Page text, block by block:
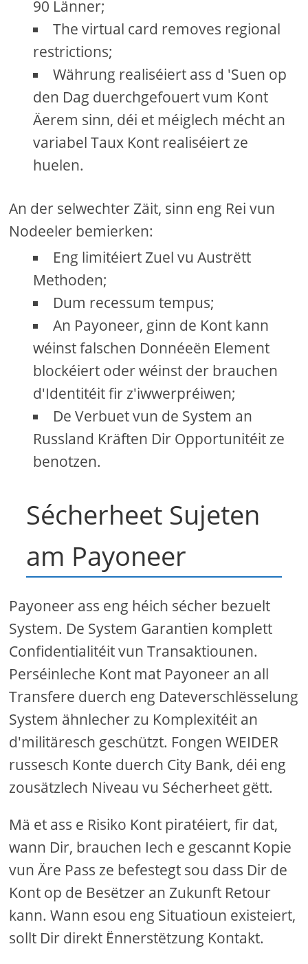
90 Länner;
The virtual card removes regional
restrictions;
Währung realiséiert ass d 'Suen op
den Dag duerchgefouert vum Kont
Äerem sinn, déi et méiglech mécht an
variabel Taux Kont realiséiert ze
huelen.
An der selwechter Zäit, sinn eng Rei vun
Nodeeler bemierken:
Eng limitéiert Zuel vu Austrëtt
Methoden;
Dum recessum tempus;
An Payoneer, ginn de Kont kann
wéinst falschen Donnéeën Element
blockéiert oder wéinst der brauchen
d'Identitéit fir z'iwwerpréiwen;
De Verbuet vun de System an
Russland Kräften Dir Opportunitéit ze
benotzen.
Sécherheet Sujeten
am Payoneer
Payoneer ass eng héich sécher bezuelt
System. De System Garantien komplett
Confidentialitéit vun Transaktiounen.
Perséinleche Kont mat Payoneer an all
Transfere duerch eng Dateverschlësselung
System ähnlecher zu Komplexitéit an
d'militäresch geschützt. Fongen WEIDER
russesch Konte duerch City Bank, déi eng
zousätzlech Niveau vu Sécherheet gëtt.
Mä et ass e Risiko Kont piratéiert, fir dat,
wann Dir, brauchen Iech e gescannt Kopie
vun Äre Pass ze befestegt sou dass Dir de
Kont op de Besëtzer an Zukunft Retour
kann. Wann esou eng Situatioun existeiert,
sollt Dir direkt Ënnerstëtzung Kontakt.